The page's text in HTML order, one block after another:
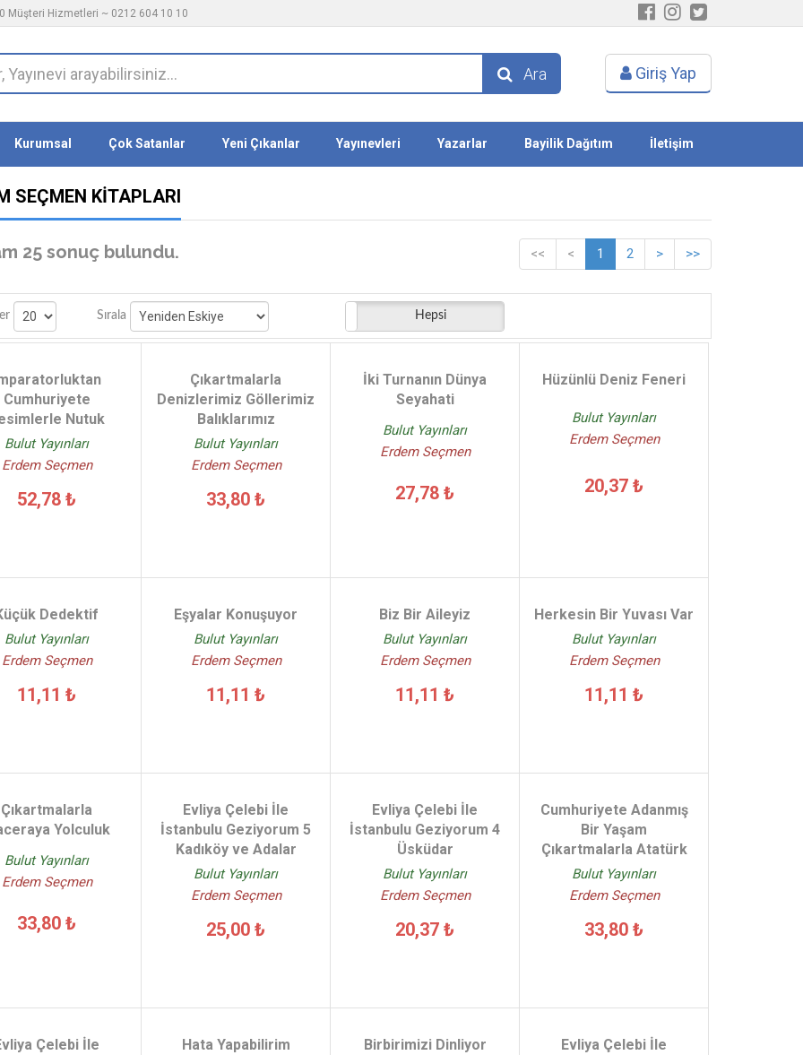
Müşteri Hizmetleri ~ 0212 604 10 10
Ara Giriş Yap
Kurumsal Çok Satanlar Yeni Çıkanlar Yayınevleri Yazarlar Bayilik Dağıtım İletişim
SEÇMEN KITAPLARI
25 sonuç bulundu. << < 1 2 > >>
Sırala Stoktakiler Hepsi
Cumhuriyete
Nutuk
Bulut Yayınları
Erdem Seçmen
52,78 ₺
Çıkartmalarla
Denizlerimiz Göllerimiz
Balıklarımız
Bulut Yayınları
Erdem Seçmen
33,80 ₺
İki Turnanın Dünya
Seyahati
Bulut Yayınları
Erdem Seçmen
27,78 ₺
Hüzünlü Deniz Feneri
Bulut Yayınları
Erdem Seçmen
20,37 ₺
Dedektif
Bulut Yayınları
Erdem Seçmen
11,11 ₺
Eşyalar Konuşuyor
Bulut Yayınları
Erdem Seçmen
11,11 ₺
Biz Bir Aileyiz
Bulut Yayınları
Erdem Seçmen
11,11 ₺
Herkesin Bir Yuvası Var
Bulut Yayınları
Erdem Seçmen
11,11 ₺
Çıkartmalarla
Yolculuk
Bulut Yayınları
Erdem Seçmen
33,80 ₺
Evliya Çelebi İle
İstanbulu Geziyorum 5
Kadıköy ve Adalar
Bulut Yayınları
Erdem Seçmen
25,00 ₺
Evliya Çelebi İle
İstanbulu Geziyorum 4
Üsküdar
Bulut Yayınları
Erdem Seçmen
20,37 ₺
Cumhuriyete Adanmış
Bir Yaşam
Çıkartmalarla Atatürk
Bulut Yayınları
Erdem Seçmen
33,80 ₺
Çelebi İle
Hata Yapabilirim
Birbirimizi Dinliyor
Evliya Çelebi İle